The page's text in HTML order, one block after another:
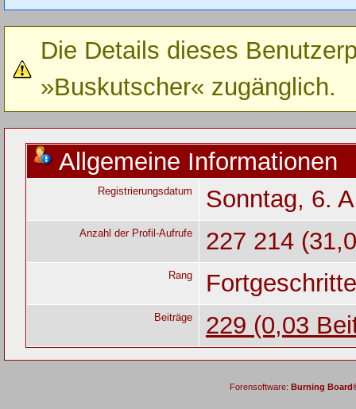
Die Details dieses
»Buskutscher« zugänglich.
Allgemeine Informationen
Registrierungsdatum Sonntag, 6.
Anzahl der Profil-Aufrufe 227 214
Rang
Beiträge 229 (0,03
Forensoftware: Burning